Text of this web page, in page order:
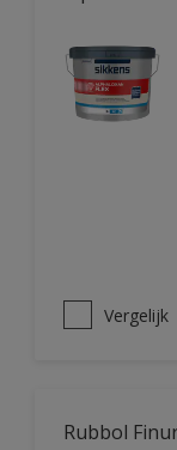
Vergelijk
Rubbol